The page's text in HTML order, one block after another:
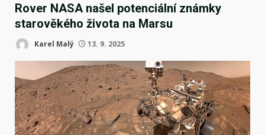
Rover NASA našel potenciální známky
starověkého života na Marsu
Karel Malý 13. 9. 2025